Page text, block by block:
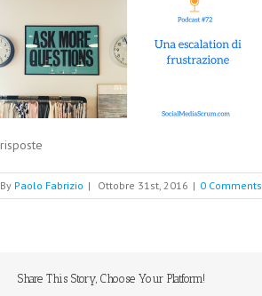
risposte
By Paolo Fabrizio | Ottobre 31st, 2016 | 0 Comments
Share This Story, Choose Your Platform!